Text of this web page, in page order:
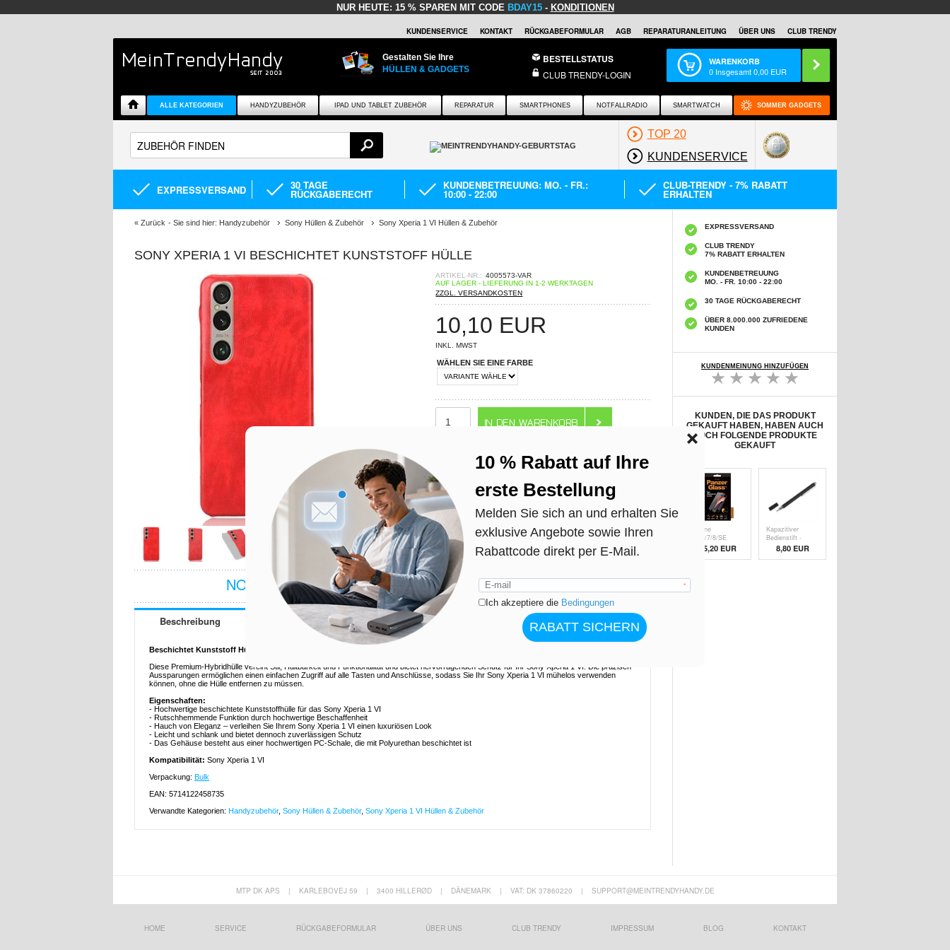
NUR HEUTE: 15 % SPAREN MIT CODE BDAY15- KONDITIONEN
KUNDENSERVICE KONTAKT RÜCKGABEFORMULAR AGB REPARATURANLEITUNG ÜBER UNS CLUB TRENDY
Gestalten Sie Ihre
HÜLLEN & GADGETS
BESTELLSTATUS
CLUB TRENDY-LOGIN
WARENKORB
0 Insgesamt0,00 EUR
ALLE KATEGORIEN HANDYZUBEHÖR IPAD UND TABLET ZUBEHÖR REPARATUR SMARTPHONES NOTFALLRADIO SMARTWATCH SOMMER GADGETS
TOP 20
KUNDENSERVICE
EXPRESSVERSAND 30 TAGE
RÜCKGABERECHT
KUNDENBETREUUNG: MO. - FR.:
10:00 - 22:00
CLUB-TRENDY - 7% RABATT
ERHALTEN
« Zurück - Sie sind hier: Handyzubehör Sony Hüllen & Zubehör Sony Xperia 1 VI Hüllen & Zubehör
SONY XPERIA 1 VI BESCHICHTET KUNSTSTOFF HÜLLE
ARTIKEL-NR.: 4005573-VAR
AUF LAGER - LIEFERUNG IN 1-2 WERKTAGEN
ZZGL. VERSANDKOSTEN
10,10 EUR
INKL. MWST
WÄHLEN SIE EINE FARBE
Personen
schauen sich dieses Produkt
gerade an.
NOCH 3 ARTIKEL VERFÜGBAR
EMPFOHLEN VON MEINTRENDYHANDY
NOCH FRAGEN? WIR HELFEN WEITER! LIVE CHAT
Beschreibung
Beschichtet Kunststoff Hülle für Sony Xperia 1 VI
Diese Premium-Hybridhülle vereint Stil, Haltbarkeit und Funktionalität und bietet hervorragenden Schutz für Ihr Sony Xperia 1 VI. Die präzisen
Aussparungen ermöglichen einen einfachen Zugriff auf alle Tasten und Anschlüsse, sodass Sie Ihr Sony Xperia 1 VI mühelos verwenden
können, ohne die Hülle entfernen zu müssen.
Eigenschaften:
- Hochwertige beschichtete Kunststoffhülle für das Sony Xperia 1 VI
- Rutschhemmende Funktion durch hochwertige Beschaffenheit
- Hauch von Eleganz – verleihen Sie Ihrem Sony Xperia 1 VI einen luxuriösen Look
- Leicht und schlank und bietet dennoch zuverlässigen Schutz
- Das Gehäuse besteht aus einer hochwertigen PC-Schale, die mit Polyurethan beschichtet ist
Kompatibilität: Sony Xperia 1 VI
Verpackung: Bulk
EAN: 5714122458735
Verwandte Kategorien: Handyzubehör, Sony Hüllen & Zubehör, Sony Xperia 1 VI Hüllen & Zubehör
EXPRESSVERSAND
CLUB TRENDY
7% RABATT ERHALTEN
KUNDENBETREUUNG
MO. - FR. 10:00 - 22:00
30 TAGE RÜCKGABERECHT
ÜBER 8.000.000 ZUFRIEDENE
KUNDEN
KUNDENMEINUNG HINZUFÜGEN
KUNDEN, DIE DAS PRODUKT
GEKAUFT HABEN, HABEN AUCH
NOCH FOLGENDE PRODUKTE
GEKAUFT
iPhone
6/6S/7/8/SE
(2020)/SE (
15,20 EUR
Kapazitiver
Bedienstift -
Schw8,80 EUR
MTP DK APS | KARLEBOVEJ 59 | 3400 HILLERØD | DÄNEMARK | VAT: DK 37860220 | SUPPORT@MEINTRENDYHANDY.DE
HOME SERVICE RÜCKGABEFORMULAR ÜBER UNS CLUB TRENDY IMPRESSUM BLOG KONTAKT